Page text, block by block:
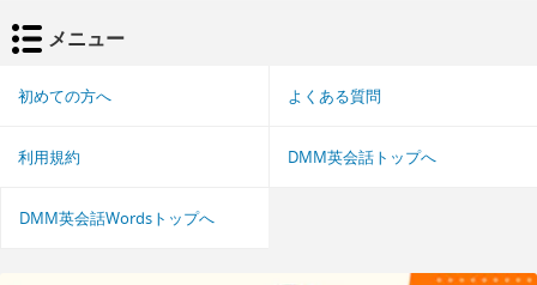
メニュー
初めての方へ よくある質問
利用規約 DMM英会話トップへ
DMM英会話Wordsトップへ